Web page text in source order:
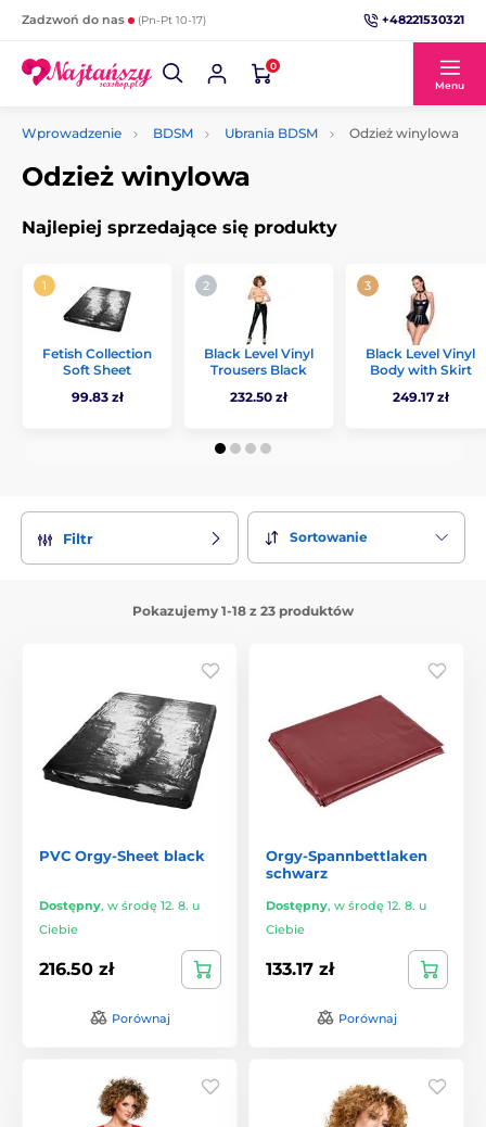
Zadzwoń do nas (Pn-Pt 10-17) +48221530321
0
Menu
Wprowadzenie BDSM Ubrania BDSM Odzież winylowa
Odzież winylowa
Najlepiej sprzedające się produkty
Fetish Collection
Soft Sheet
99.83 zł
Black Level Vinyl
Trousers Black
232.50 zł
Black Level Vinyl
Body with Skirt
249.17 zł
Filtr Sortowanie
Pokazujemy 1-18 z 23 produktów
PVC Orgy-Sheet black
Dostępny, w środę 12. 8. u
Ciebie
216.50 zł
Porównaj
Orgy-Spannbettlaken
schwarz
Dostępny, w środę 12. 8. u
Ciebie
133.17 zł
Porównaj